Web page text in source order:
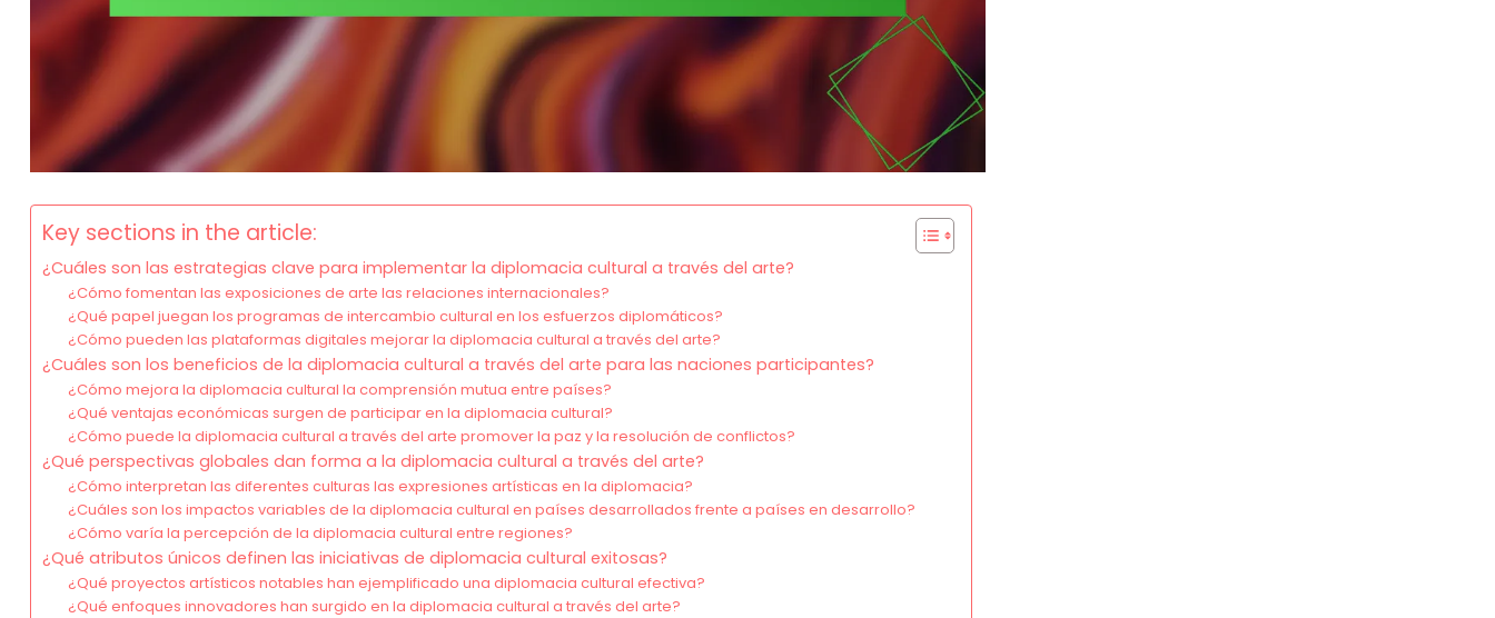
Key sections in the article:
¿Cuáles son las estrategias clave para implementar la diplomacia cultural a través del arte?
¿Cómo fomentan las exposiciones de arte las relaciones internacionales?
¿Qué papel juegan los programas de intercambio cultural en los esfuerzos diplomáticos?
¿Cómo pueden las plataformas digitales mejorar la diplomacia cultural a través del arte?
¿Cuáles son los beneficios de la diplomacia cultural a través del arte para las naciones participantes?
¿Cómo mejora la diplomacia cultural la comprensión mutua entre países?
¿Qué ventajas económicas surgen de participar en la diplomacia cultural?
¿Cómo puede la diplomacia cultural a través del arte promover la paz y la resolución de conflictos?
¿Qué perspectivas globales dan forma a la diplomacia cultural a través del arte?
¿Cómo interpretan las diferentes culturas las expresiones artísticas en la diplomacia?
¿Cuáles son los impactos variables de la diplomacia cultural en países desarrollados frente a países en desarrollo?
¿Cómo varía la percepción de la diplomacia cultural entre regiones?
¿Qué atributos únicos definen las iniciativas de diplomacia cultural exitosas?
¿Qué proyectos artísticos notables han ejemplificado una diplomacia cultural efectiva?
¿Qué enfoques innovadores han surgido en la diplomacia cultural a través del arte?